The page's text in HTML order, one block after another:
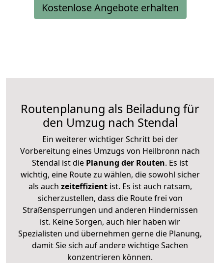
Kostenlose Angebote erhalten
Routenplanung als Beiladung für
den Umzug nach Stendal
Ein weiterer wichtiger Schritt bei der
Vorbereitung eines Umzugs von Heilbronn nach
Stendal ist die Planung der Routen. Es ist
wichtig, eine Route zu wählen, die sowohl sicher
als auch zeiteffizientist. Es ist auch ratsam,
sicherzustellen, dass die Route frei von
Straßensperrungen und anderen Hindernissen
ist. Keine Sorgen, auch hier haben wir
Spezialisten und übernehmen gerne die Planung,
damit Sie sich auf andere wichtige Sachen
konzentrieren können.